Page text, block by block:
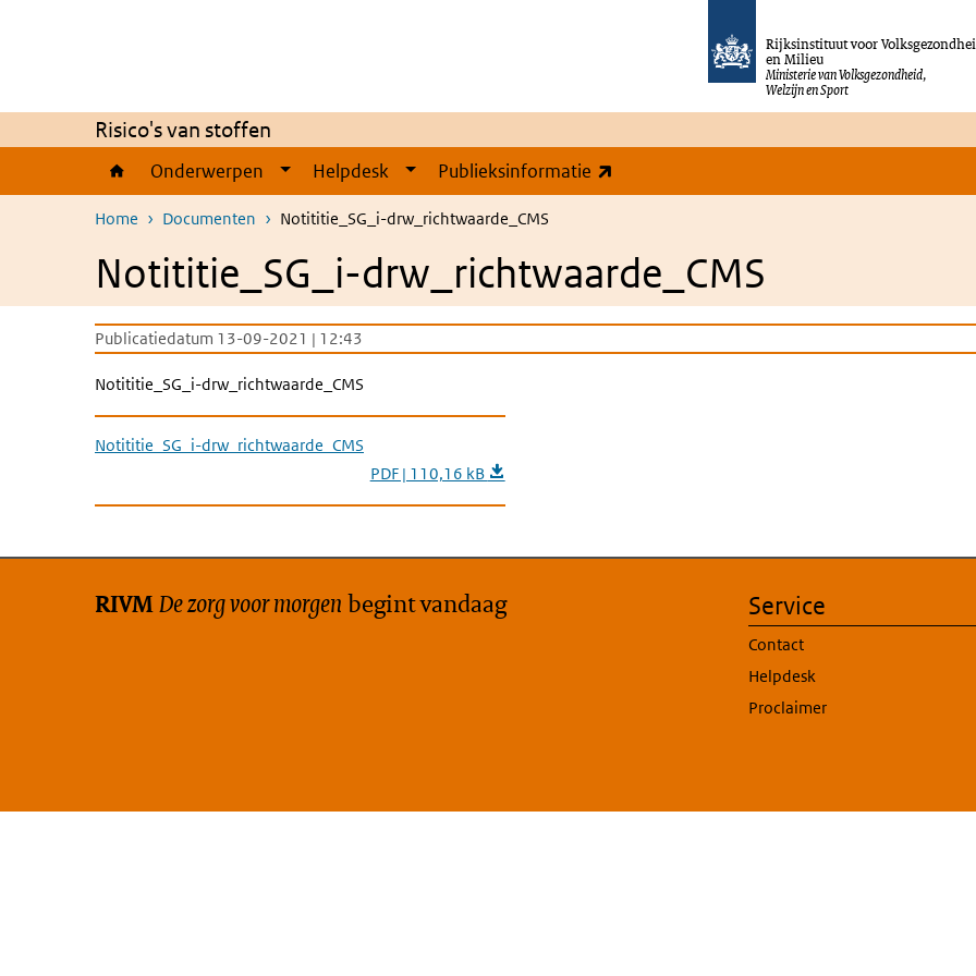
Rijksinstituut voor
en Milieu
Ministerie van Volksgezondheid,
Welzijn en Sport
Risico's van stoffen
Onderwerpen Helpdesk Publieksinformatie
Home Documenten Notititie_SG_i-drw_richtwaarde_CMS
Notititie_SG_i-drw_richtwaarde_CMS
Publicatiedatum 13-09-2021 | 12:43
Notititie_SG_i-drw_richtwaarde_CMS
Notititie_SG_i-drw_richtwaarde_CMS
PDF | 110,16 kB
RIVMDe zorg voor morgen begint vandaag Service
Contact
Helpdesk
Proclaimer